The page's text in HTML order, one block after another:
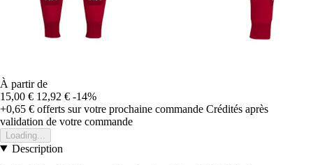
À partir de
15,00 € 12,92 € -14%
+0,65 € offerts sur votre prochaine commande Crédités après
validation de votre commande
Loading...
Description